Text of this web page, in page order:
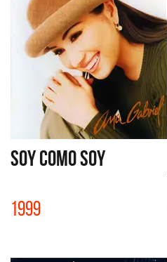
SOY COMO SOY
1999